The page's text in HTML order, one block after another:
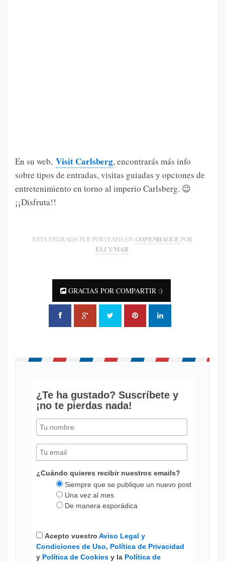
En su web, Visit Carlsberg, encontrarás más info
sobre tipos de entradas, visitas guiadas y opciones de
entretenimiento en torno al imperio Carlsberg. 😉
¡¡Disfruta!!
ESTA ENTRADA FUE POSTEADA EN COPENHAGUE POR
ELI Y MAR
GRACIAS POR COMPARTIR :)
¿Te ha gustado? Suscríbete y
¡no te pierdas nada!
¿Cuándo quieres recibir nuestros emails?
Siempre que se publique un nuevo post
Una vez al mes
De manera esporádica
Acepto vuestro Aviso Legal y
Condiciones de Uso, Política de Privacidad
y Política de Cookiesy la Política de